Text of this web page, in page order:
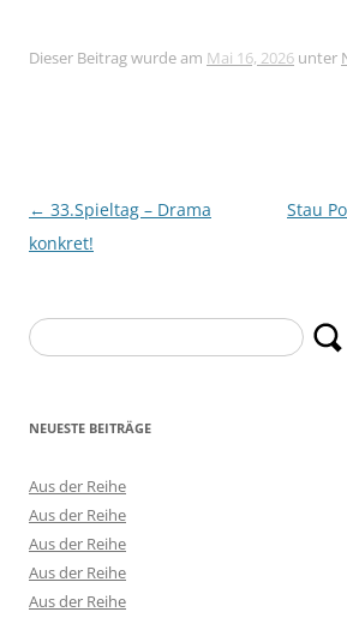
Dieser Beitrag wurde am Mai 16, 2026 unter
Beitragsnavigation
← 33.Spieltag – Drama
konkret!
Stau
Suchen
nach:
NEUESTE BEITRÄGE
Aus der Reihe
Aus der Reihe
Aus der Reihe
Aus der Reihe
Aus der Reihe